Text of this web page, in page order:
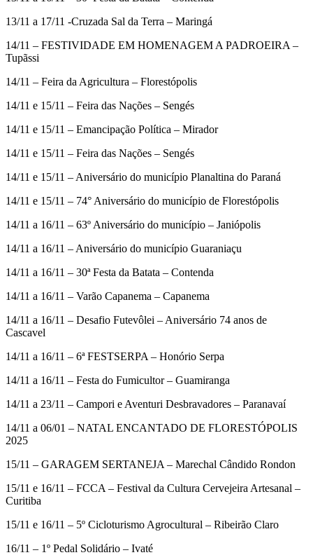
13/11 a 17/11 -Cruzada Sal da Terra – Maringá
14/11 – FESTIVIDADE EM HOMENAGEM A PADROEIRA –
Tupãssi
14/11 – Feira da Agricultura – Florestópolis
14/11 e 15/11 – Feira das Nações – Sengés
14/11 e 15/11 – Emancipação Política – Mirador
14/11 e 15/11 – Feira das Nações – Sengés
14/11 e 15/11 – Aniversário do município Planaltina do Paraná
14/11 e 15/11 – 74° Aniversário do município de Florestópolis
14/11 a 16/11 – 63º Aniversário do município – Janiópolis
14/11 a 16/11 – Aniversário do município Guaraniaçu
14/11 a 16/11 – 30ª Festa da Batata – Contenda
14/11 a 16/11 – Varão Capanema – Capanema
14/11 a 16/11 – Desafio Futevôlei – Aniversário 74 anos de
Cascavel
14/11 a 16/11 – 6ª FESTSERPA – Honório Serpa
14/11 a 16/11 – Festa do Fumicultor – Guamiranga
14/11 a 23/11 – Campori e Aventuri Desbravadores – Paranavaí
14/11 a 06/01 – NATAL ENCANTADO DE FLORESTÓPOLIS
2025
15/11 – GARAGEM SERTANEJA – Marechal Cândido Rondon
15/11 e 16/11 – FCCA – Festival da Cultura Cervejeira Artesanal –
Curitiba
15/11 e 16/11 – 5º Cicloturismo Agrocultural – Ribeirão Claro
16/11 – 1º Pedal Solidário – Ivaté